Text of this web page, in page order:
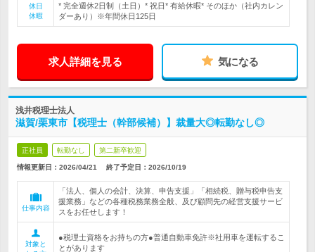
休日
休暇
* 完全週休2日制（土日）* 祝日* 有給休暇* そのほか（社内カレン
ダーあり）※年間休日125日
求人詳細を見る 気になる
浅井税理士法人
滋賀/栗東市【税理士（幹部候補）】裁量大◎転勤なし◎
正社員 転勤なし 第二新卒歓迎
情報更新日：2026/04/21 終了予定日： 2026/10/19
仕事内容
「法人、個人の会計、決算、申告支援」「相続税、贈与税申告支
援業務」などの各種税務業務全般、及び顧問先の経営支援サービ
スをお任せします！
対象と
●税理士資格をお持ちの方●普通自動車免許※社用車を運転するこ
とがあります